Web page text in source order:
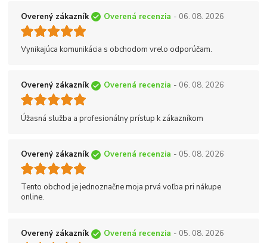
Overený zákazník Overená recenzia - 06. 08. 2026
Vynikajúca komunikácia s obchodom vrelo odporúčam.
Overený zákazník Overená recenzia - 06. 08. 2026
Úžasná služba a profesionálny prístup k zákazníkom
Overený zákazník Overená recenzia - 05. 08. 2026
Tento obchod je jednoznačne moja prvá voľba pri nákupe
online.
Overený zákazník Overená recenzia - 05. 08. 2026